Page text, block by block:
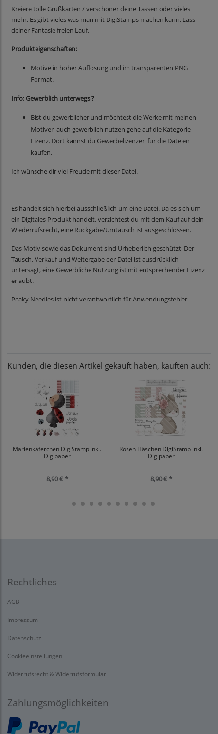
Kreiere tolle Grußkarten / verschöner deine Tassen oder vieles
mehr. Es gibt vieles was man mit DigiStamps machen kann. Lass
deiner Fantasie freien Lauf.
Produkteigenschaften:
Motive in hoher Auflösung und im transparenten PNG
Format.
Info: Gewerblich unterwegs ?
Bist du gewerblicher und möchtest die Werke mit meinen
Motiven auch gewerblich nutzen gehe auf die Kategorie
Lizenz. Dort kannst du Gewerbelizenzen für die Dateien
kaufen.
Ich wünsche dir viel Freude mit dieser Datei.
Es handelt sich hierbei ausschließlich um eine Datei. Da es sich um
ein Digitales Produkt handelt, verzichtest du mit dem Kauf auf dein
Wiederrufsrecht, eine Rückgabe/Umtausch ist ausgeschlossen.
Das Motiv sowie das Dokument sind Urheberlich geschützt. Der
Tausch, Verkauf und Weitergabe der Datei ist ausdrücklich
untersagt, eine Gewerbliche Nutzung ist mit entsprechender Lizenz
erlaubt.
Peaky Needles ist nicht verantwortlich für Anwendungsfehler.
Kunden, die diesen Artikel gekauft haben, kauften auch:
Marienkäferchen DigiStamp inkl.
Digipaper
8,90 € *
Rosen Häschen DigiStamp inkl.
Digipaper
8,90 € *
Rechtliches
AGB
Impressum
Datenschutz
Cookieeinstellungen
Widerrufsrecht & Widerrufsformular
Zahlungsmöglichkeiten